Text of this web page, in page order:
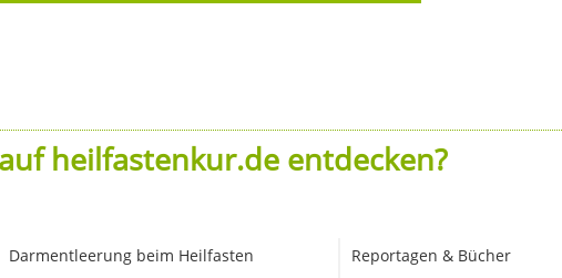
heilfastenkur.de entdecken?
Darmentleerung beim Heilfasten
Reportagen & Bücher